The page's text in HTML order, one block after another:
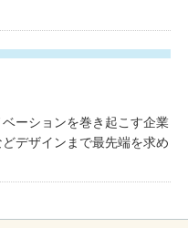
ーションを巻き起こす企業
デザインまで最先端を求め